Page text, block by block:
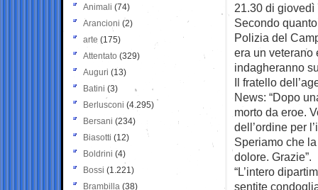
21.30 di giovedì
Secondo
Polizia del
era un veterano
indagheranno
Il fratello
News: “Dopo
morto da eroe.
dell’ordine per
Speriamo che
dolore. Grazie”.
“L’intero
sentite
Animali (74)
Arancioni (2)
arte (175)
Attentato (329)
Auguri (13)
Batini (3)
Berlusconi (4.295)
Bersani (234)
Biasotti (12)
Boldrini (4)
Bossi (1.221)
Brambilla (38)